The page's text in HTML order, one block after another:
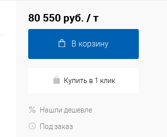
80 550 руб. / т
В корзину
Купить в 1 клик
Нашли дешевле
Под заказ